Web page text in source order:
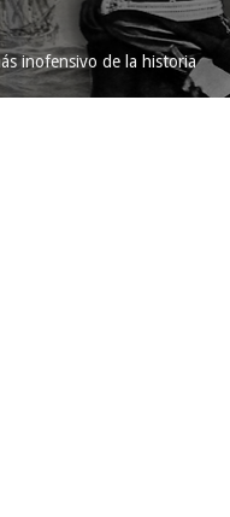
inofensivo de la historia